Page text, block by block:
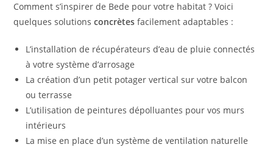
Comment s’inspirer de Bede pour votre habitat ? Voici
quelques solutionsconcrètes facilement adaptables :
L’installation de récupérateurs d’eau de pluie connectés
à votre système d’arrosage
La création d’un petit potager vertical sur votre balcon
ou terrasse
L’utilisation de peintures dépolluantes pour vos murs
intérieurs
La mise en place d’un système de ventilation naturelle